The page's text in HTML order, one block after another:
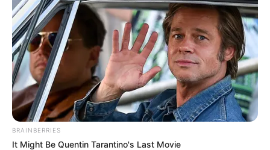
BRAINBERRIES
It Might Be Quentin Tarantino's Last Movie